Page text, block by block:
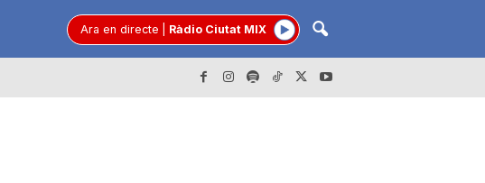
Ara en directe Ràdio Ciutat MIX